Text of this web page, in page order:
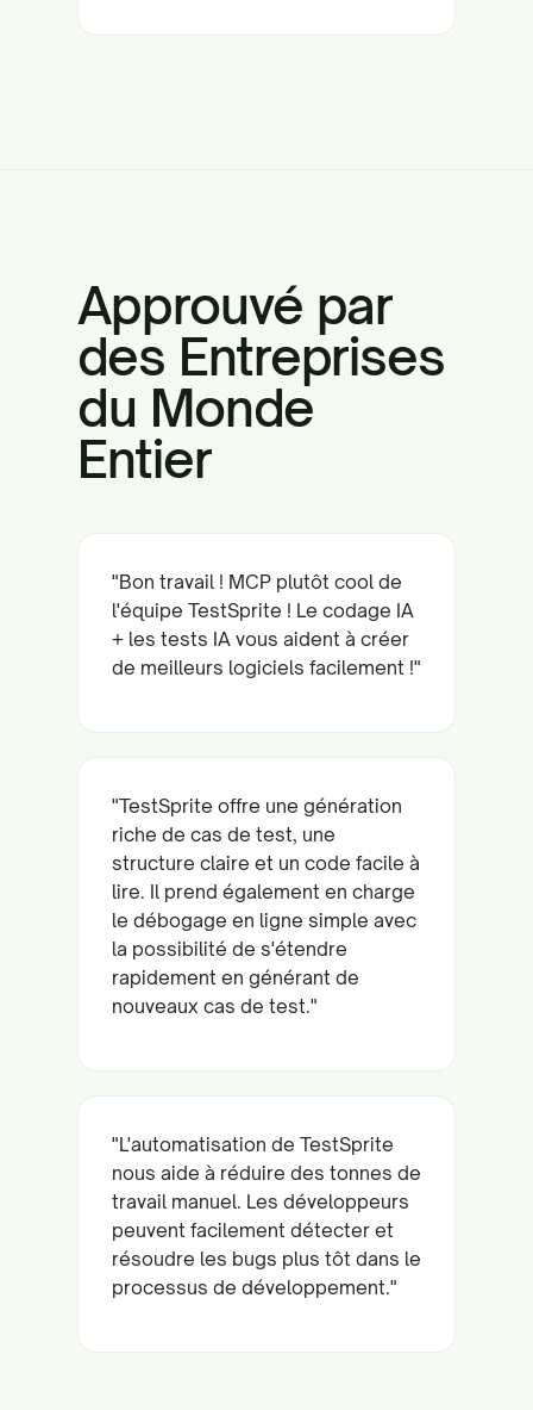
Approuvé par
des Entreprises
du Monde
Entier
"Bon travail ! MCP plutôt cool de
l'équipe TestSprite ! Le codage IA
+ les tests IA vous aident à créer
de meilleurs logiciels facilement !"
"TestSprite offre une génération
riche de cas de test, une
structure claire et un code facile à
lire. Il prend également en charge
le débogage en ligne simple avec
la possibilité de s'étendre
rapidement en générant de
nouveaux cas de test."
"L'automatisation de TestSprite
nous aide à réduire des tonnes de
travail manuel. Les développeurs
peuvent facilement détecter et
résoudre les bugs plus tôt dans le
processus de développement."